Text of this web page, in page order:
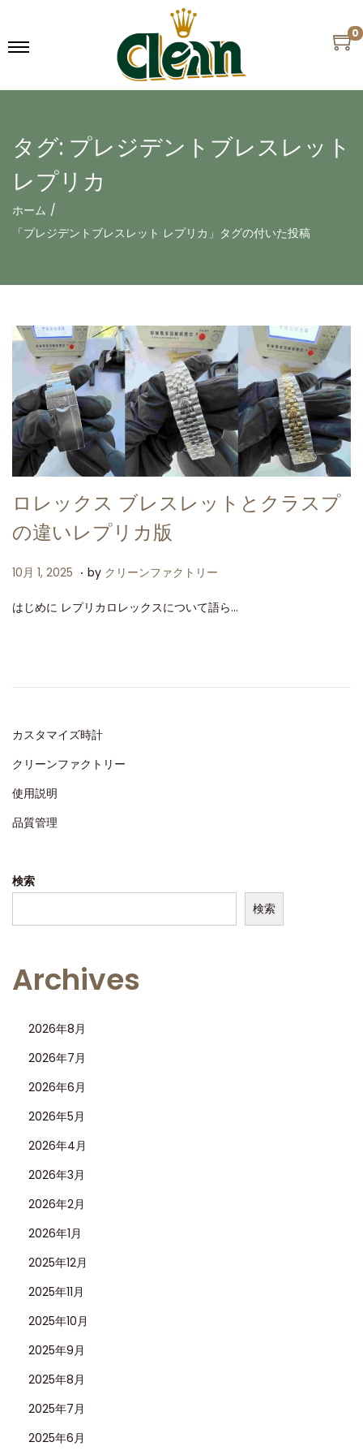
0
タグ: プレジデントブレスレット
レプリカ
ホーム /
「プレジデントブレスレット レプリカ」タグの付いた投稿
ロレックス ブレスレットとクラスプ
の違いレプリカ版
P
s
n
10月 1, 2025
月
2
. by クリーンファクトリー
はじめに レプリカロレックスについて語ら…
カスタマイズ時計
クリーンファクトリー
使用説明
品質管理
検索
検索
Archives
2026年8月
2026年7月
2026年6月
2026年5月
2026年4月
2026年3月
2026年2月
2026年1月
2025年12月
2025年11月
2025年10月
2025年9月
2025年8月
2025年7月
2025年6月